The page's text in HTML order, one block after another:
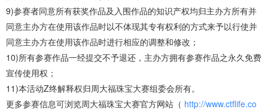
9)参赛者同意所有获奖作品及入围作品的知识产权均归主办方所有并
同意主办方在使用该作品时以不体现其专有权利的方式来予以行使并
同意主办方在使用该作品时进行相应的调整和修改；
10)所有参赛作品一经提交不予退还，主办方拥有参赛作品之永久免费
宣传使用权；
11)本活动Z终解释权归周大福珠宝大赛组委会所有。
更多参赛信息可浏览周大福珠宝大赛官方网站（ http://www.ctflife.co